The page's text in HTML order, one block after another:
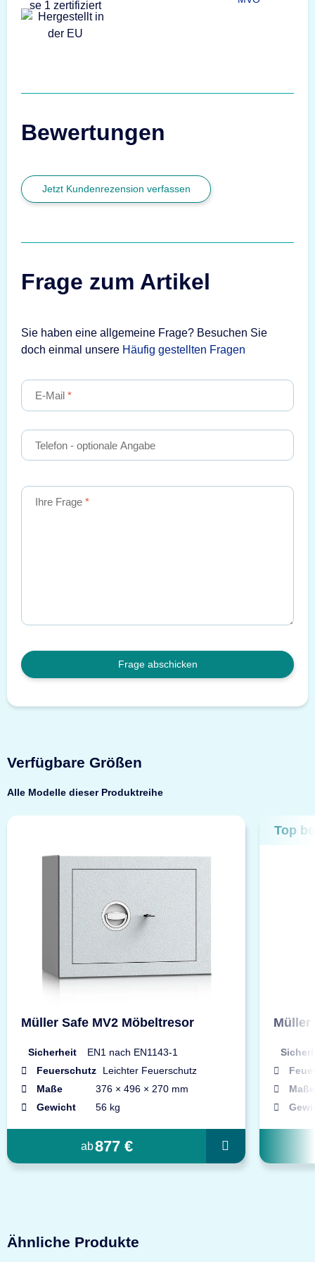
Bewertungen
Jetzt Kundenrezension verfassen
Frage zum Artikel
Sie haben eine allgemeine Frage? Besuchen Sie
doch einmal unsere Häufig gestellten Fragen
E-Mail
Telefon - optionale Angabe
Ihre Frage
Frage abschicken
Verfügbare Größen
Alle Modelle dieser Produktreihe
Müller Safe MV2 Möbeltresor
Sicherheit
EN1 nach EN1143-1
Feuerschutz
Leichter Feuerschutz
Maße
376 × 496 × 270 mm
Gewicht
56 kg
ab877 €
Top
Müller
Maße
Ähnliche Produkte